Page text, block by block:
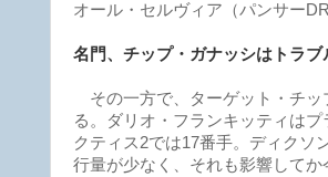
オール・セルヴィア（パンサー
名門、チップ・ガナッシはトラ
その一方で、ターゲット・チッ
る。ダリオ・フランキッティは
クティス2では17番手。ディクソ
行量が少なく、それも影響してか